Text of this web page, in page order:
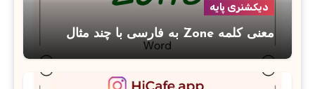
دیکشنری پایه
معنی کلمه Zone به فارسی با چند مثال